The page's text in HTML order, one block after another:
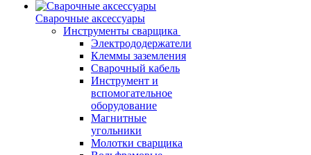
Сварочные аксессуары
Инструменты сварщика
Электрододержатели
Клеммы заземления
Сварочный кабель
Инструмент и
вспомогательное
оборудование
Магнитные
угольники
Молотки сварщика